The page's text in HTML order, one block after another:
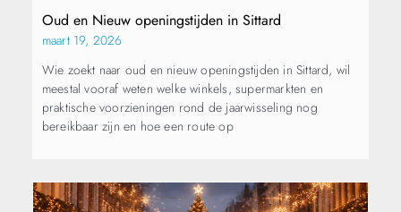
Oud en Nieuw openingstijden in Sittard
maart 19, 2026
Wie zoekt naar oud en nieuw openingstijden in Sittard, wil
meestal vooraf weten welke winkels, supermarkten en
praktische voorzieningen rond de jaarwisseling nog
bereikbaar zijn en hoe een route op